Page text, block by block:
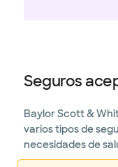
Seguros
Baylor Scott &
varios tipos de
necesidades de